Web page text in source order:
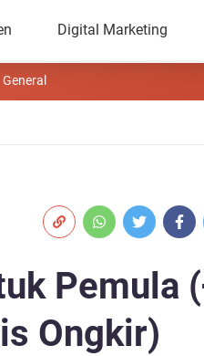
Digital Marketing
General
Pemula
Ongkir)